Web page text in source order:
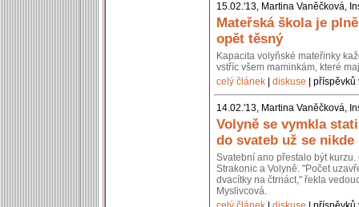
15.02.'13, Martina Vaněčková,
Mateřská škola je
opět těsný
Kapacita volyňské mateřinky
vstříc všem maminkám, které
celý článek
diskuse |
14.02.'13, Martina Vaněčková,
Volyně se vymkla
do svateb už se nikde
Svatební ano přestalo být
Strakonic a Volyně. "Počet
dvacítky na čtrnáct," řekla
Myslivcová.